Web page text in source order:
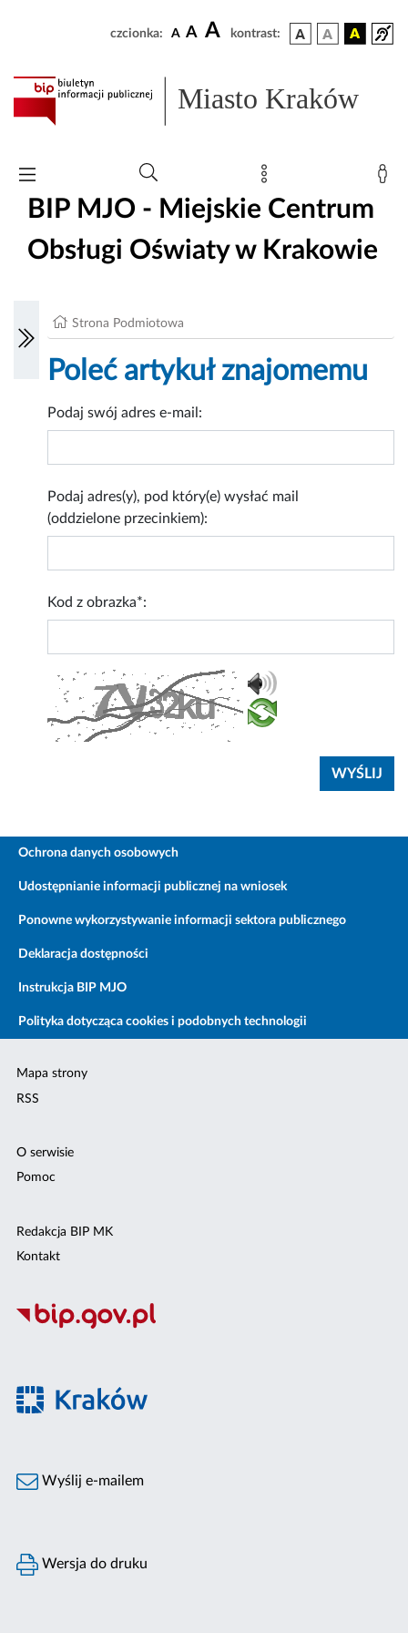
czcionka: A A A kontrast:
Miasto Kraków
BIP MJO - Miejskie Centrum
Obsługi Oświaty w Krakowie
Strona Podmiotowa
Poleć artykuł znajomemu
Podaj swój adres e-mail:
Podaj adres(y), pod który(e) wysłać mail
(oddzielone przecinkiem):
Kod z obrazka*:
Ochrona danych osobowych
Udostępnianie informacji publicznej na wniosek
Ponowne wykorzystywanie informacji sektora publicznego
Deklaracja dostępności
Instrukcja BIP MJO
Polityka dotycząca cookies i podobnych technologii
Mapa strony
RSS
O serwisie
Pomoc
Redakcja BIP MK
Kontakt
Wyślij e-mailem
Wersja do druku